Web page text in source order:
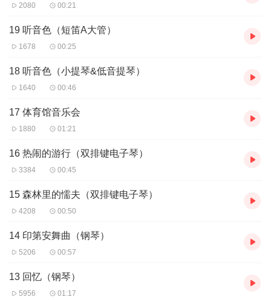
2080 00:21
19 听音色（短笛A大管）
1678 00:25
18 听音色（小提琴&低音提琴）
1640 00:46
17 体育馆音乐会
1880 01:21
16 热闹的游行（双排键电子琴）
3384 00:45
15 森林里的懦夫（双排键电子琴）
4208 00:50
14 印第安舞曲（钢琴）
5206 00:57
13 回忆（钢琴）
5956 01:17